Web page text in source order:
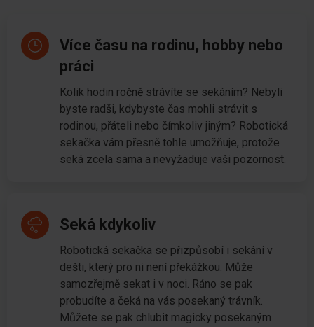
Více času na rodinu, hobby nebo
práci
Kolik hodin ročně strávíte se sekáním? Nebyli
byste radši, kdybyste čas mohli strávit s
rodinou, přáteli nebo čímkoliv jiným? Robotická
sekačka vám přesně tohle umožňuje, protože
seká zcela sama a nevyžaduje vaši pozornost.
Seká kdykoliv
Robotická sekačka se přizpůsobí i sekání v
dešti, který pro ni není překážkou. Může
samozřejmě sekat i v noci. Ráno se pak
probudíte a čeká na vás posekaný trávník.
Můžete se pak chlubit magicky posekaným